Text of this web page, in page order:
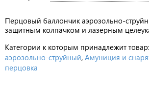
Перцовый баллончик аэрозольно-
защитным колпачком и лазерным
Категории к которым принадлежит товар:
аэрозольно-струйный, Амуниция и
перцовка